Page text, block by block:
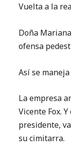
Vuelta a la
Doña
ofensa
Así se maneja
La empresa
Vicente Fox.
presidente,
su cimitarra.